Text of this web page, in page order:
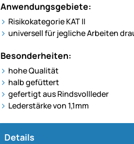
Anwendungsgebiete:
Risikokategorie KAT II
universell für jegliche Arbeiten
Besonderheiten:
hohe Qualität
halb gefüttert
gefertigt aus Rindsvollleder
Lederstärke von 1,1mm
Details